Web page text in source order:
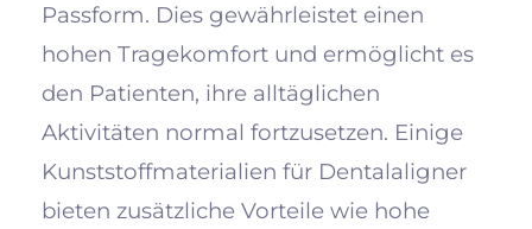
Passform. Dies gewährleistet einen
hohen Tragekomfort und ermöglicht es
den Patienten, ihre alltäglichen
Aktivitäten normal fortzusetzen. Einige
Kunststoffmaterialien für Dentalaligner
bieten zusätzliche Vorteile wie hohe